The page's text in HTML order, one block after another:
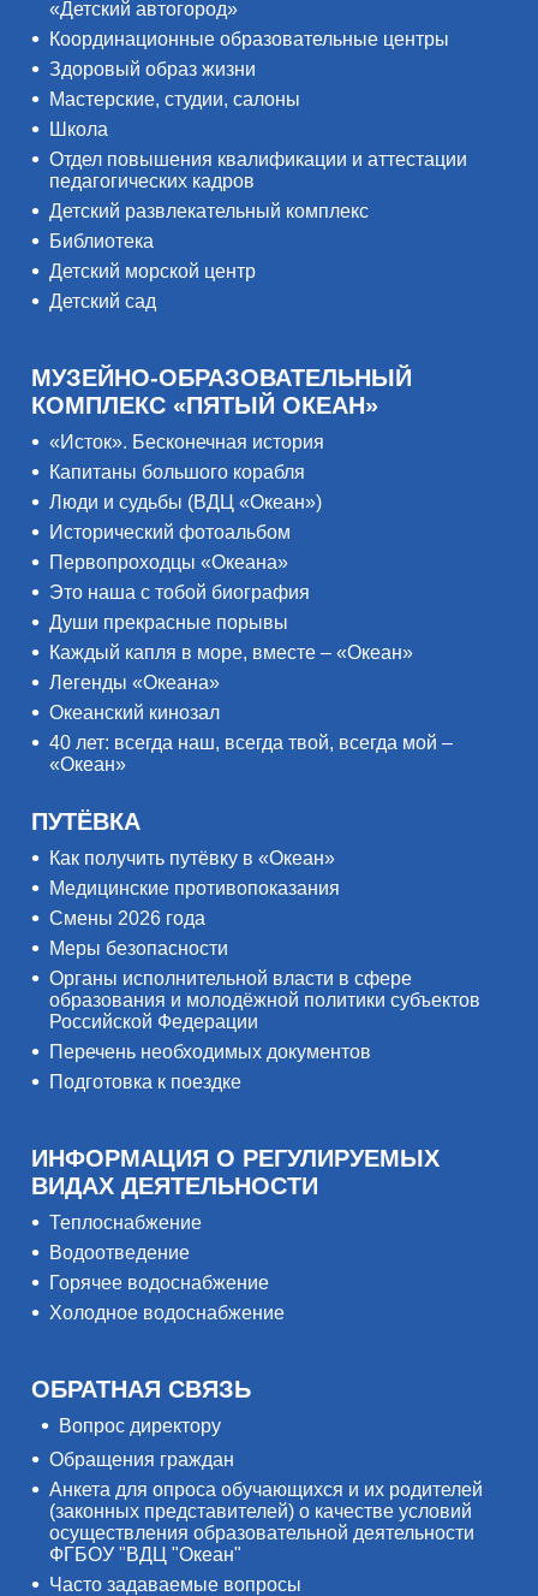
«Детский автогород»
Координационные образовательные центры
Здоровый образ жизни
Мастерские, студии, салоны
Школа
Отдел повышения квалификации и аттестации
педагогических кадров
Детский развлекательный комплекс
Библиотека
Детский морской центр
Детский сад
МУЗЕЙНО-ОБРАЗОВАТЕЛЬНЫЙ
КОМПЛЕКС «ПЯТЫЙ ОКЕАН»
«Исток». Бесконечная история
Капитаны большого корабля
Люди и судьбы (ВДЦ «Океан»)
Исторический фотоальбом
Первопроходцы «Океана»
Это наша с тобой биография
Души прекрасные порывы
Каждый капля в море, вместе – «Океан»
Легенды «Океана»
Океанский кинозал
40 лет: всегда наш, всегда твой, всегда мой –
«Океан»
ПУТЁВКА
Как получить путёвку в «Океан»
Медицинские противопоказания
Смены 2026 года
Меры безопасности
Органы исполнительной власти в сфере
образования и молодёжной политики субъектов
Российской Федерации
Перечень необходимых документов
Подготовка к поездке
ИНФОРМАЦИЯ О РЕГУЛИРУЕМЫХ
ВИДАХ ДЕЯТЕЛЬНОСТИ
Теплоснабжение
Водоотведение
Горячее водоснабжение
Холодное водоснабжение
ОБРАТНАЯ СВЯЗЬ
Вопрос директору
Обращения граждан
Анкета для опроса обучающихся и их родителей
(законных представителей) о качестве условий
осуществления образовательной деятельности
ФГБОУ "ВДЦ "Океан"
Часто задаваемые вопросы